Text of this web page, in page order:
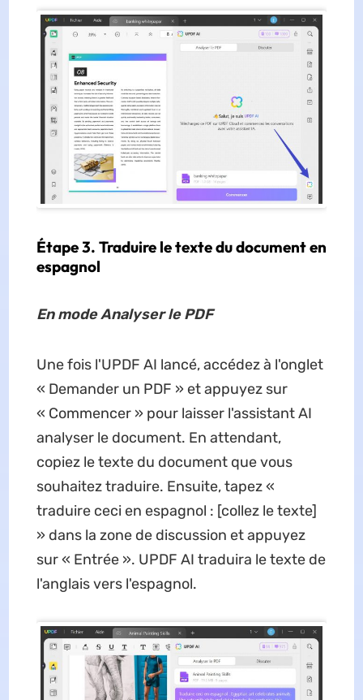
Étape 3. Traduire le texte du document en
espagnol
En mode Analyser le PDF
Une fois l'UPDF AI lancé, accédez à l'onglet
« Demander un PDF » et appuyez sur
« Commencer » pour laisser l'assistant AI
analyser le document. En attendant,
copiez le texte du document que vous
souhaitez traduire. Ensuite, tapez «
traduire ceci en espagnol : [collez le texte]
» dans la zone de discussion et appuyez
sur « Entrée ». UPDF AI traduira le texte de
l'anglais vers l'espagnol.